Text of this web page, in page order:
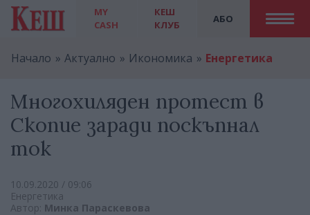
MY
CASH
АБО
КЕШ
КЛУБ
Начало Актуално Икономика Енергетика
Многохиляден протест в
Скопие заради поскъпнал
ток
10.09.2020 / 09:06
Енергетика
Автор: Минка Параскевова